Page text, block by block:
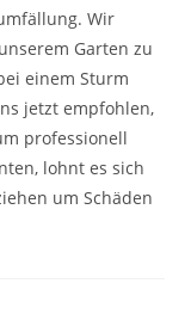
Wir
Garten zu
einem Sturm
jetzt empfohlen,
professionell
lohnt es sich
um Schäden